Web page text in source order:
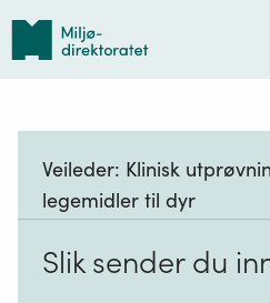
Tilbake
forsiden
Veileder: Klinisk
legemidler til dyr
Slik sender du